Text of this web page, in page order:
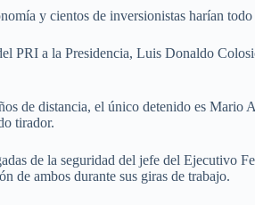
y cientos de inversionistas harían
PRI a la Presidencia, Luis Donaldo
de distancia, el único detenido es
tirador.
de la seguridad del jefe del Ejecutivo
de ambos durante sus giras de trabajo.